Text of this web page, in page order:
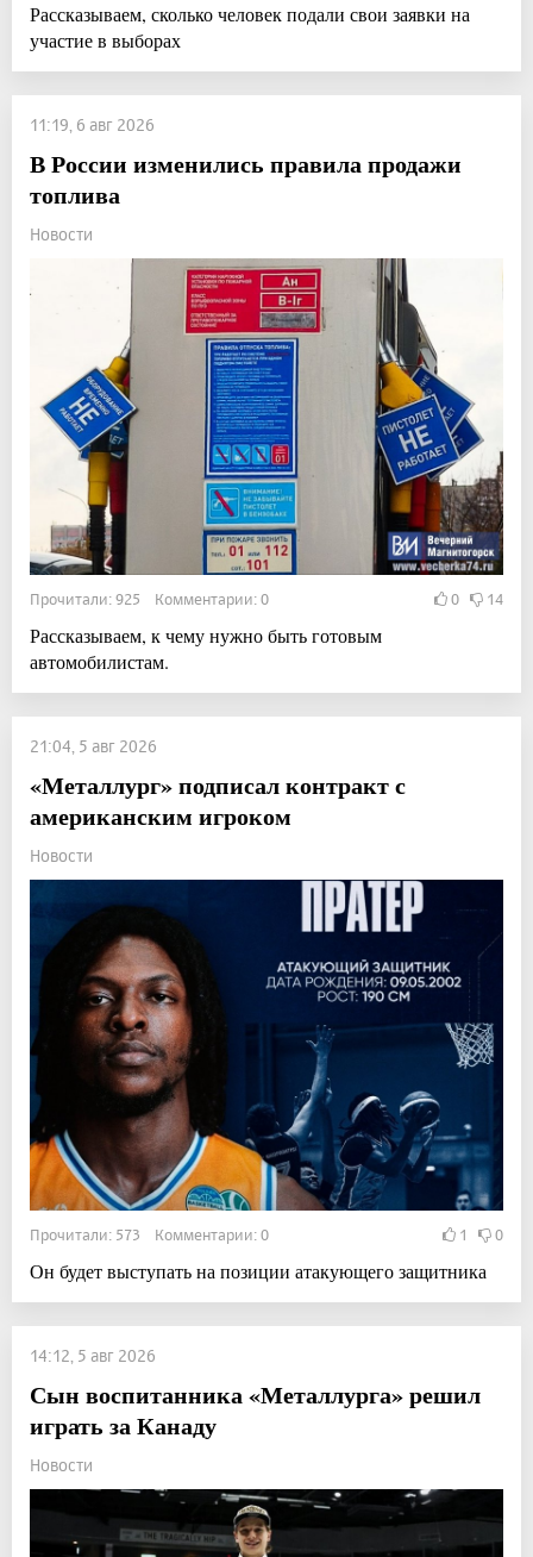
Рассказываем, сколько человек подали свои заявки на
участие в выборах
11:19, 6 авг 2026
В России изменились правила продажи
топлива
Новости
Прочитали: 925 Комментарии: 0 0 14
Рассказываем, к чему нужно быть готовым
автомобилистам.
21:04, 5 авг 2026
«Металлург» подписал контракт с
американским игроком
Новости
Прочитали: 573 Комментарии: 0 1 0
Он будет выступать на позиции атакующего защитника
14:12, 5 авг 2026
Сын воспитанника «Металлурга» решил
играть за Канаду
Новости